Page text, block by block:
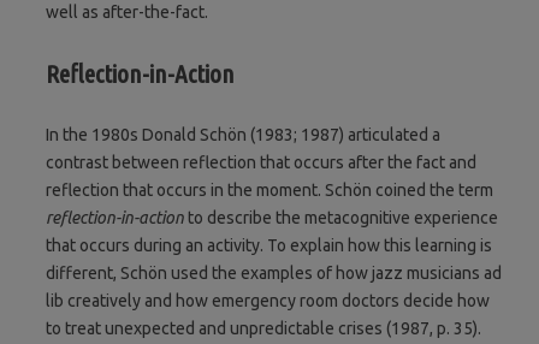
well as after-the-fact.
Reflection-in-Action
In the 1980s Donald Schön (1983; 1987) articulated a
contrast between reflection that occurs after the fact and
reflection that occurs in the moment. Schön coined the term
reflection-in-action to describe the metacognitive experience
that occurs during an activity. To explain how this learning is
different, Schön used the examples of how jazz musicians ad
lib creatively and how emergency room doctors decide how
to treat unexpected and unpredictable crises (1987, p. 35).